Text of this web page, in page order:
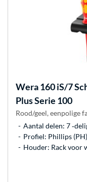
Wera160 iS/7
Plus Serie 100
Rood/geel, eenpolige
Aantal delen: 7
Profiel: Phillips
Houder: Rack voor